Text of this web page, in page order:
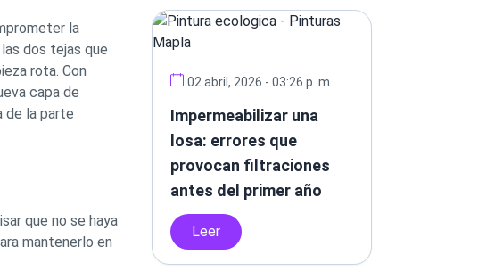
la
dos tejas que
rota. Con
capa de
de la parte
que no se haya
mantenerlo en
02 abril, 2026 - 03:26 p. m.
Impermeabilizar una
losa: errores que
provocan filtraciones
antes del primer año
Leer